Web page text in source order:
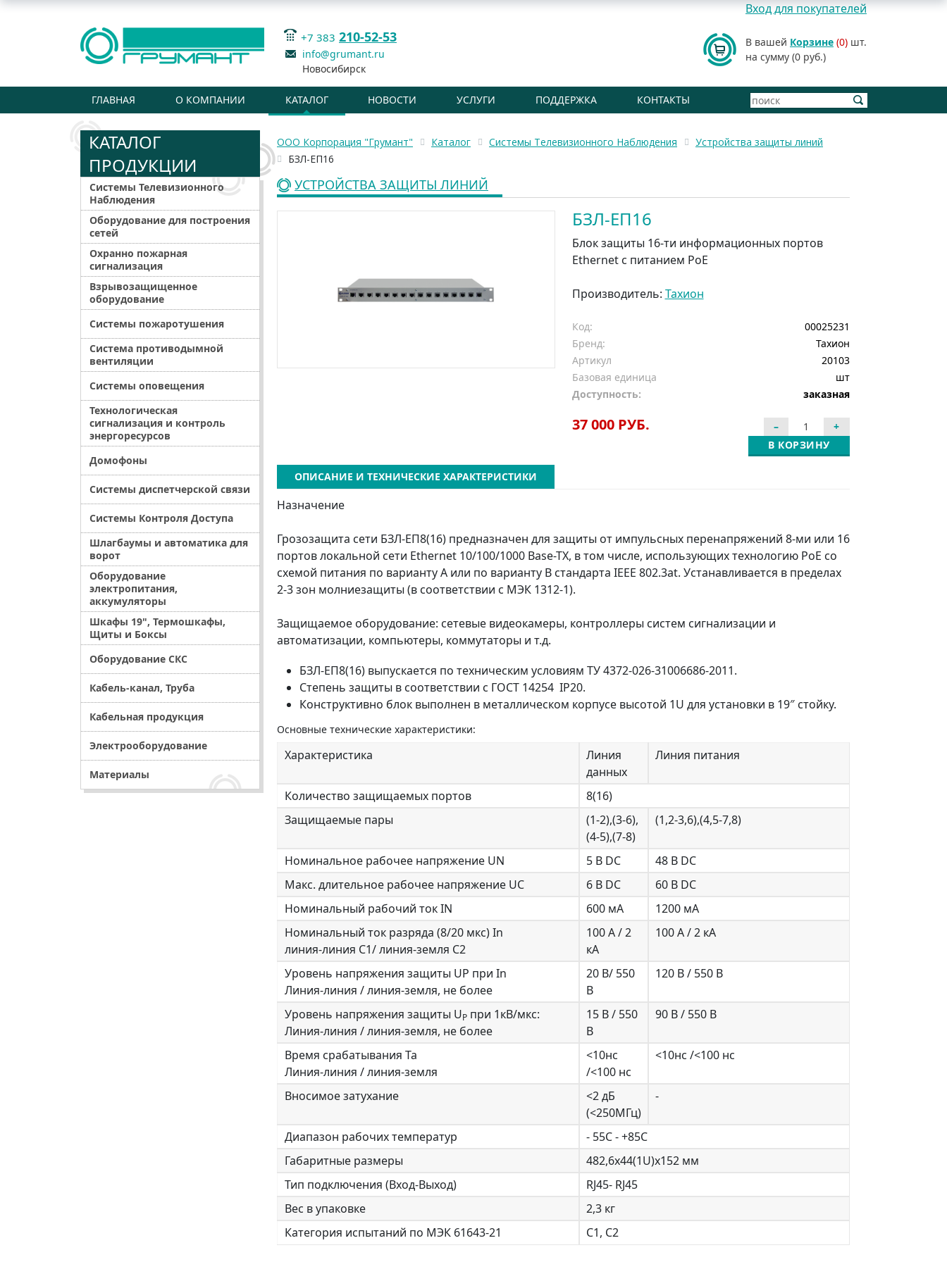
Вход для покупателей
+7 383 210-52-53
info@grumant.ru
Новосибирск
В вашей Корзине (0) шт.
на сумму (0 руб.)
ГЛАВНАЯ О КОМПАНИИ КАТАЛОГ НОВОСТИ УСЛУГИ ПОДДЕРЖКА КОНТАКТЫ
КАТАЛОГ
ПРОДУКЦИИ
Системы Телевизионного
Наблюдения
Оборудование для построения
сетей
Охранно пожарная
сигнализация
Взрывозащищенное
оборудование
Системы пожаротушения
Система противодымной
вентиляции
Системы оповещения
Технологическая
сигнализация и контроль
энергоресурсов
Домофоны
Системы диспетчерской связи
Системы Контроля Доступа
Шлагбаумы и автоматика для
ворот
Оборудование
электропитания,
аккумуляторы
Шкафы 19", Термошкафы,
Щиты и Боксы
Оборудование СКС
Кабель-канал, Труба
Кабельная продукция
Электрооборудование
Материалы
ООО Корпорация "Грумант" Каталог Системы Телевизионного Наблюдения
Устройства защиты линий
БЗЛ-ЕП16
УСТРОЙСТВА ЗАЩИТЫ ЛИНИЙ
БЗЛ-ЕП16
Блок защиты 16-ти информационных портов
Ethernet с питанием PoE
Производитель: Тахион
Код:
00025231
Бренд:
Тахион
Артикул
20103
Базовая единица
шт
Доступность:
заказная
37 000 РУБ.
В КОРЗИНУ
ОПИСАНИЕ И ТЕХНИЧЕСКИЕ ХАРАКТЕРИСТИКИ
Назначение
Грозозащита сети БЗЛ-ЕП8(16) предназначен для защиты от импульсных перенапряжений 8-ми или 16
портов локальной сети Ethernet 10/100/1000 Base-TX, в том числе, использующих технологию PoE со
схемой питания по варианту А или по варианту В стандарта IEEE 802.3at. Устанавливается в пределах
2-3 зон молниезащиты (в соответствии с МЭК 1312-1).
Защищаемое оборудование: сетевые видеокамеры, контроллеры систем сигнализации и
автоматизации, компьютеры, коммутаторы и т.д.
БЗЛ-ЕП8(16) выпускается по техническим условиям ТУ 4372-026-31006686-2011.
Степень защиты в соответствии с ГОСТ 14254 IP20.
Конструктивно блок выполнен в металлическом корпусе высотой 1U для установки в 19″ стойку.
Основные технические характеристики:
Характеристика
Линия
данных
Линия питания
Количество защищаемых портов
8(16)
Защищаемые пары
(1-2),(3-6),
(4-5),(7-8)
(1,2-3,6),(4,5-7,8)
Номинальное рабочее напряжение UN 5 В DC
48 В DC
Макс. длительное рабочее напряжение UС
6 В DC
60 В DC
Номинальный рабочий ток IN
600 мА
1200 мА
Номинальный ток разряда (8/20 мкс) In
линия-линия C1/ линия-земля C2
100 А / 2
кА
100 А / 2 кА
Уровень напряжения защиты UP при In
Линия-линия / линия-земля, не более
20 В/ 550
В
120 В / 550 В
Уровень напряжения защиты UP при 1кВ/мкс:
Линия-линия / линия-земля, не более
15 В / 550
В
90 В / 550 В
Время срабатывания Ta
Линия-линия / линия-земля
<10нс
/<100 нс
<10нс /<100 нс
Вносимое затухание
<2 дБ
(<250МГц)
-
Диапазон рабочих температур
- 55С - +85С
Габаритные размеры
482,6х44(1U)х152 мм
Тип подключения (Вход-Выход)
RJ45- RJ45
Вес в упаковке
2,3 кг
Категория испытаний по МЭК 61643-21
С1, С2